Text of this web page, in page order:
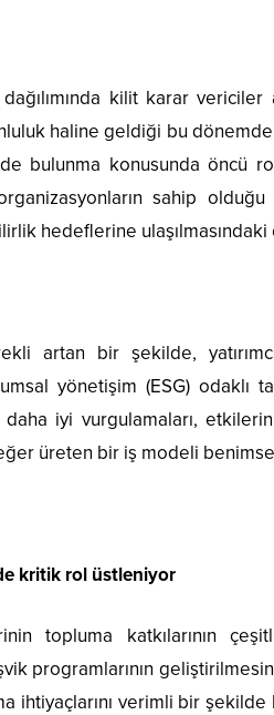
kilit karar
haline geldiği bu
bulunma konusunda öncü
sahip
hedeflerine
artan bir şekilde,
yönetişim (ESG) odaklı
iyi vurgulamaları,
üreten bir iş modeli
kritik rol üstleniyor
topluma katkılarının
programlarının
ihtiyaçlarını verimli bir